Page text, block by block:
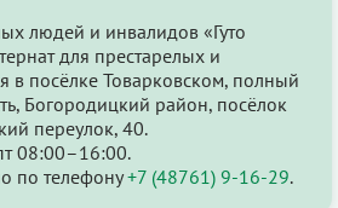
людей и инвалидов «Гуто
для престарелых и
в посёлке Товарковском, полный
Богородицкий район, посёлок
переулок, 40.
08:00–16:00.
по телефону+7 (48761) 9-16-29.